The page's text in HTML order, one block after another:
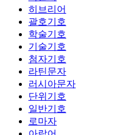
히브리어
괄호기호
학술기호
기술기호
첨자기호
라틴문자
러시아문자
단위기호
일반기호
로마자